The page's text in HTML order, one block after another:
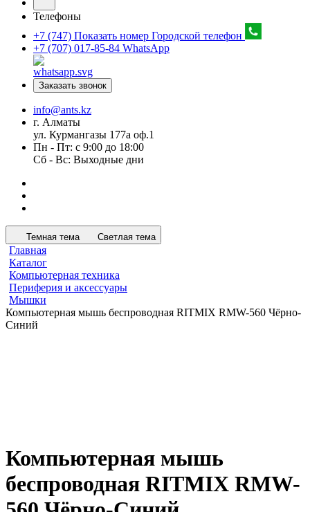
Телефоны
+7 (747) Показать номер Городской телефон
+7 (707) 017-85-84 WhatsApp
Заказать звонок
info@ants.kz
г. Алматы
ул. Курмангазы 177а оф.1
Пн - Пт: с 9:00 до 18:00
Сб - Вс: Выходные дни
Темная тема Светлая тема
Главная
Каталог
Компьютерная техника
Периферия и аксессуары
Мышки
Компьютерная мышь беспроводная RITMIX RMW-560 Чёрно-
Синий
Компьютерная мышь
беспроводная RITMIX RMW-